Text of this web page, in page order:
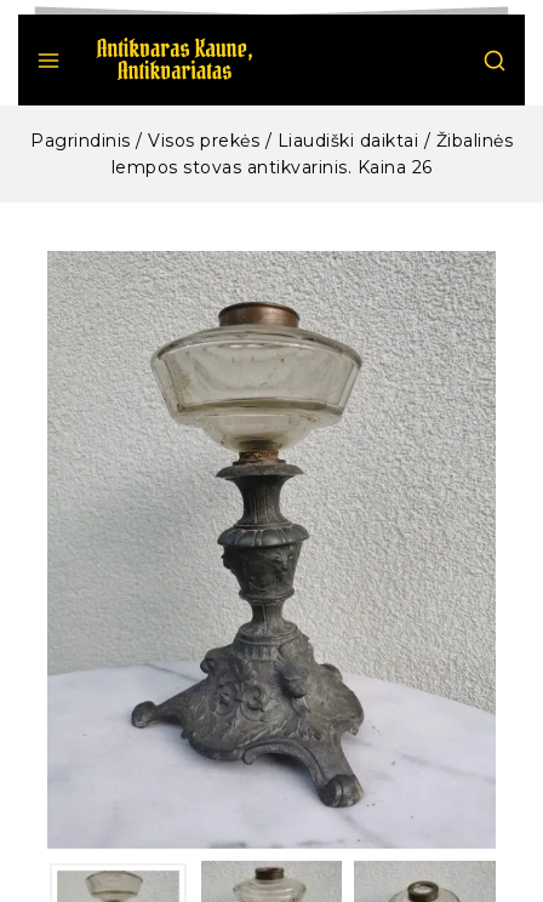
Pagrindinis / Visos prekės / Liaudiški daiktai / Žibalinės
lempos stovas antikvarinis. Kaina 26